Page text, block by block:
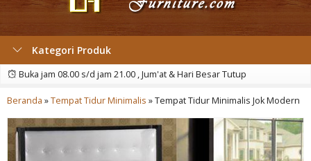
Kategori Produk
Buka jam 08.00 s/d jam 21.00 , Jum'at & Hari Besar Tutup
Beranda »Tempat Tidur Minimalis »Tempat Tidur Minimalis Jok Modern